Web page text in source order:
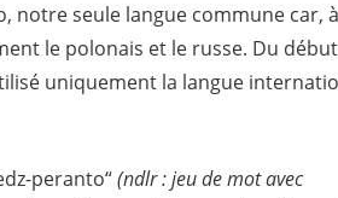
notre seule langue commune car,
le polonais et le russe. Du
uniquement la langue
peranto“(ndlr : jeu de mot avec